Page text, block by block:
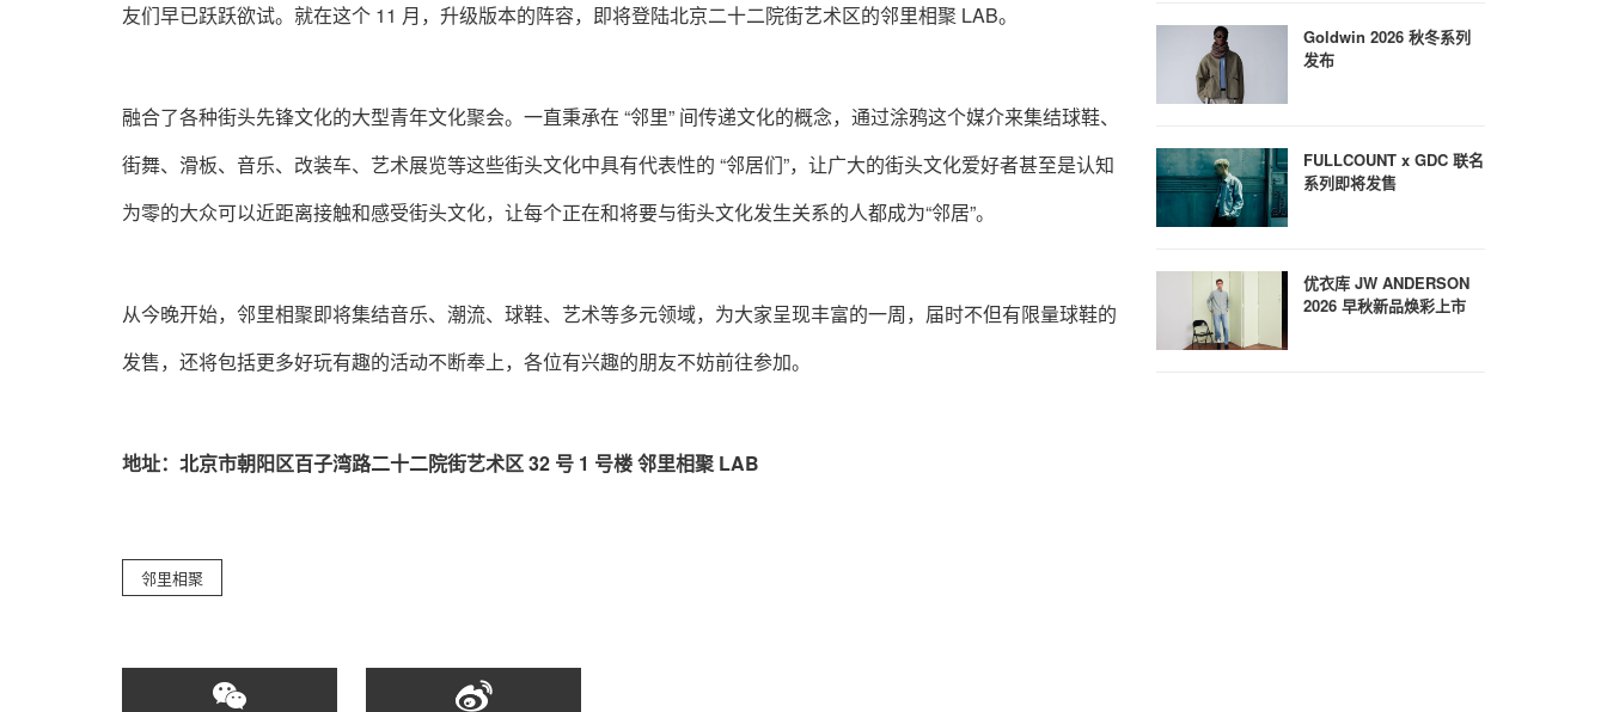
友们早已跃跃欲试。就在这个 11 月，升级版本的阵容，即将登陆北京二十二院街艺术区的邻里相聚 LAB。
融合了各种街头先锋文化的大型青年文化聚会。一直秉承在 “邻里” 间传递文化的概念，通过涂鸦这个媒介来集结球鞋、
街舞、滑板、音乐、改装车、艺术展览等这些街头文化中具有代表性的 “邻居们”，让广大的街头文化爱好者甚至是认知
为零的大众可以近距离接触和感受街头文化，让每个正在和将要与街头文化发生关系的人都成为“邻居”。
从今晚开始，邻里相聚即将集结音乐、潮流、球鞋、艺术等多元领域，为大家呈现丰富的一周，届时不但有限量球鞋的
发售，还将包括更多好玩有趣的活动不断奉上，各位有兴趣的朋友不妨前往参加。
地址：北京市朝阳区百子湾路二十二院街艺术区 32 号 1 号楼 邻里相聚 LAB
邻里相聚
Goldwin 2026 秋冬系列
发布
FULLCOUNT x GDC 联名
系列即将发售
优衣库 JW ANDERSON
2026 早秋新品焕彩上市